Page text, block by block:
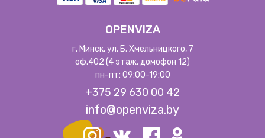
OPENVIZA
г. Минск, ул. Б. Хмельницкого, 7
оф.402 (4 этаж, домофон 12)
пн-пт: 09:00-19:00
+375 29 630 00 42
info@openviza.by